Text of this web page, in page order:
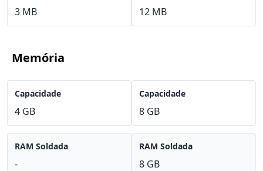
3 MB 12 MB
Memória
Capacidade
4 GB
RAM Soldada
-
Capacidade
8 GB
RAM Soldada
8 GB